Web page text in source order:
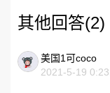
其他回答(2)
美国1可coco
2021-5-19